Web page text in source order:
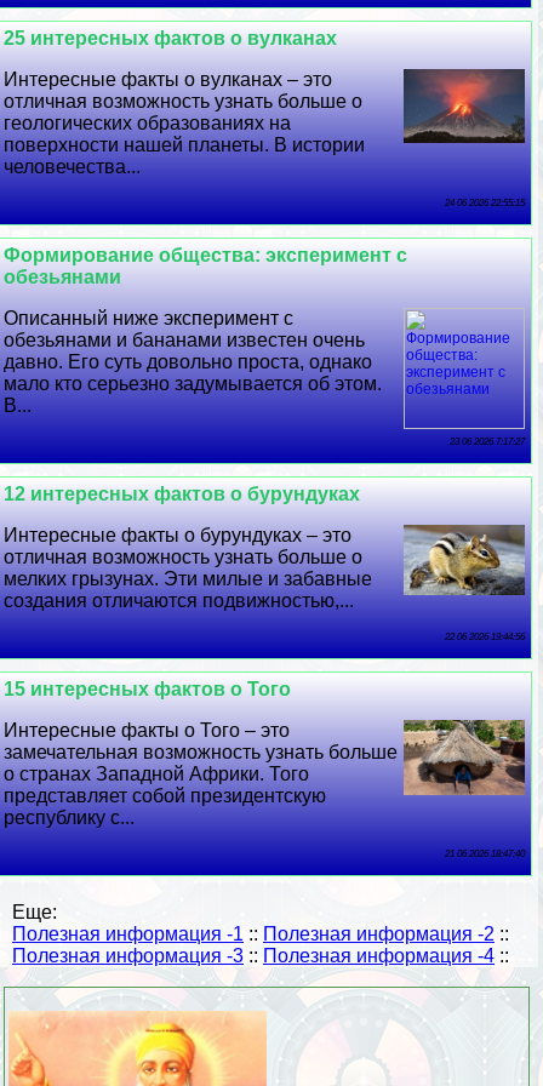
25 интересных фактов о вулканах
Интересные факты о вулканах – это
отличная возможность узнать больше о
геологических образованиях на
поверхности нашей планеты. В истории
человечества...
24 06 2026 22:55:15
Формирование общества: эксперимент с
обезьянами
Описанный ниже эксперимент с
обезьянами и бананами известен очень
давно. Его суть довольно проста, однако
мало кто серьезно задумывается об этом.
В...
23 06 2026 7:17:27
12 интересных фактов о бурундуках
Интересные факты о бурундуках – это
отличная возможность узнать больше о
мелких грызунах. Эти милые и забавные
создания отличаются подвижностью,...
22 06 2026 19:44:56
15 интересных фактов о Того
Интересные факты о Того – это
замечательная возможность узнать больше
о странах Западной Африки. Того
представляет собой президентскую
республику с...
21 06 2026 18:47:40
Еще:
Полезная информация -1 :: Полезная информация -2 ::
Полезная информация -3 :: Полезная информация -4 ::